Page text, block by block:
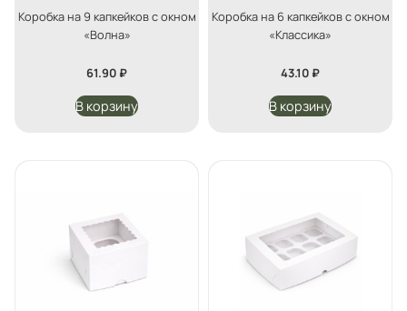
Коробка на 9 капкейков с окном
«Волна»
61.90 ₽
В корзину
Коробка на 6 капкейков с окном
«Классика»
43.10 ₽
В корзину